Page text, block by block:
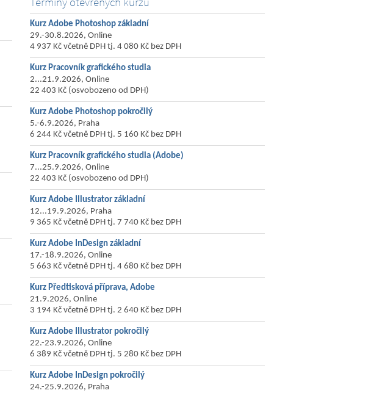
Kurz Adobe Photoshop základní
29.-30.8.2026, Online
4 937 Kč včetně DPH tj. 4 080 Kč bez DPH
Kurz Pracovník grafického studia
2...21.9.2026, Online
22 403 Kč (osvobozeno od DPH)
Kurz Adobe Photoshop pokročilý
5.-6.9.2026, Praha
6 244 Kč včetně DPH tj. 5 160 Kč bez DPH
Kurz Pracovník grafického studia (Adobe)
7...25.9.2026, Online
22 403 Kč (osvobozeno od DPH)
Kurz Adobe Illustrator základní
12...19.9.2026, Praha
9 365 Kč včetně DPH tj. 7 740 Kč bez DPH
Kurz Adobe InDesign základní
17.-18.9.2026, Online
5 663 Kč včetně DPH tj. 4 680 Kč bez DPH
Kurz Předtisková příprava, Adobe
21.9.2026, Online
3 194 Kč včetně DPH tj. 2 640 Kč bez DPH
Kurz Adobe Illustrator pokročilý
22.-23.9.2026, Online
6 389 Kč včetně DPH tj. 5 280 Kč bez DPH
Kurz Adobe InDesign pokročilý
24.-25.9.2026, Praha